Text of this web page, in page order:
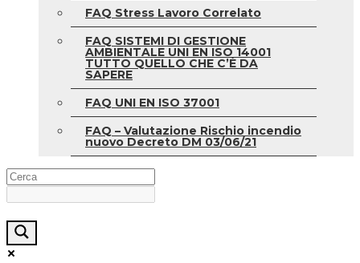
FAQ Stress Lavoro Correlato
FAQ SISTEMI DI GESTIONE
AMBIENTALE UNI EN ISO 14001
TUTTO QUELLO CHE C’È DA
SAPERE
FAQ UNI EN ISO 37001
FAQ – Valutazione Rischio incendio
nuovo Decreto DM 03/06/21